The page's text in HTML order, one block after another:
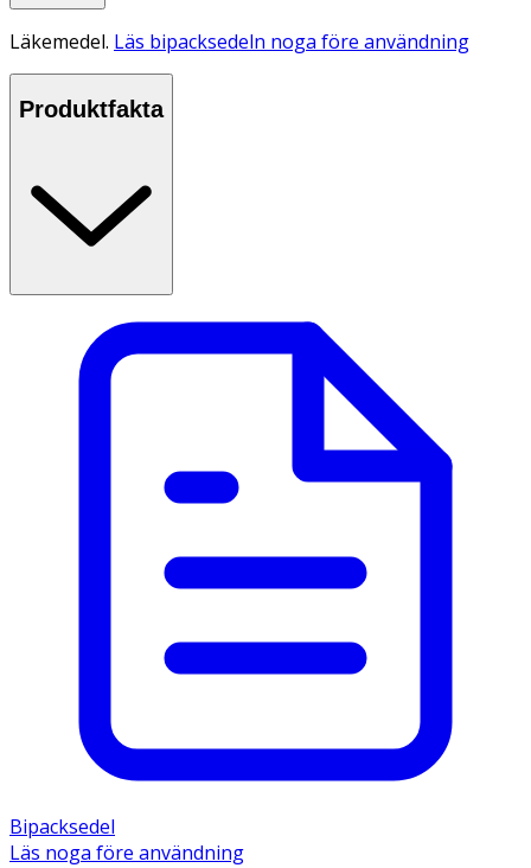
Läkemedel. Läs bipacksedeln noga före användning
Produktfakta
Bipacksedel
Läs noga före användning